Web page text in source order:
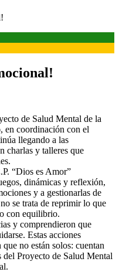
de Salud Mental de la
coordinación con el
llegando a las
charlas y talleres que
“Dios es Amor”
dinámicas y reflexión,
y a gestionarlas de
se trata de reprimir lo que
con equilibrio.
y comprendieron que
Estas acciones
no están solos: cuentan
Proyecto de Salud Mental